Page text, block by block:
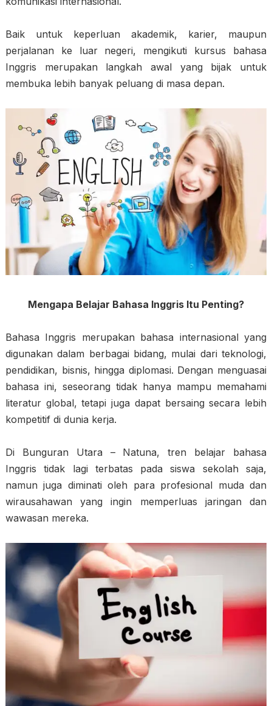
Baik untuk keperluan akademik, karier, maupun
perjalanan ke luar negeri, mengikuti kursus bahasa
Inggris merupakan langkah awal yang bijak untuk
membuka lebih banyak peluang di masa depan.
Mengapa Belajar Bahasa Inggris Itu Penting?
Bahasa Inggris merupakan bahasa internasional yang
digunakan dalam berbagai bidang, mulai dari teknologi,
pendidikan, bisnis, hingga diplomasi. Dengan menguasai
bahasa ini, seseorang tidak hanya mampu memahami
literatur global, tetapi juga dapat bersaing secara lebih
kompetitif di dunia kerja.
Di Bunguran Utara – Natuna, tren belajar bahasa
Inggris tidak lagi terbatas pada siswa sekolah saja,
namun juga diminati oleh para profesional muda dan
wirausahawan yang ingin memperluas jaringan dan
wawasan mereka.